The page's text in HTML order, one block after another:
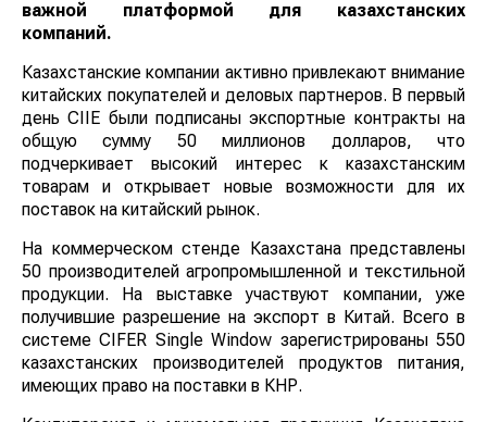
важной платформой для казахстанских
компаний.
Казахстанские компании активно привлекают внимание
китайских покупателей и деловых партнеров. В первый
день CIIE были подписаны экспортные контракты на
общую сумму 50 миллионов долларов, что
подчеркивает высокий интерес к казахстанским
товарам и открывает новые возможности для их
поставок на китайский рынок.
На коммерческом стенде Казахстана представлены
50 производителей агропромышленной и текстильной
продукции. На выставке участвуют компании, уже
получившие разрешение на экспорт в Китай. Всего в
системе CIFER Single Window зарегистрированы 550
казахстанских производителей продуктов питания,
имеющих право на поставки в КНР.